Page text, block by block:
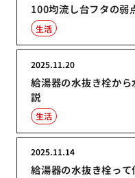
100均流し台フタの弱
生活
給湯器の水抜き栓か
説
2025.11.20
生活
給湯器の水抜き栓っ
2025.11.14